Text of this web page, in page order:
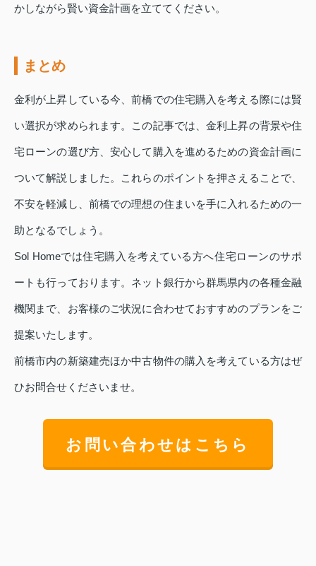
かしながら賢い資金計画を立ててください。
まとめ
金利が上昇している今、前橋での住宅購入を考える際には賢
い選択が求められます。この記事では、金利上昇の背景や住
宅ローンの選び方、安心して購入を進めるための資金計画に
ついて解説しました。これらのポイントを押さえることで、
不安を軽減し、前橋での理想の住まいを手に入れるための一
助となるでしょう。
Sol Homeでは住宅購入を考えている方へ住宅ローンのサポ
ートも行っております。ネット銀行から群馬県内の各種金融
機関まで、お客様のご状況に合わせておすすめのプランをご
提案いたします。
前橋市内の新築建売ほか中古物件の購入を考えている方はぜ
ひお問合せくださいませ。
お問い合わせはこちら